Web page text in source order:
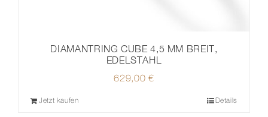
DIAMANTRING CUBE 4,5 MM BREIT,
EDELSTAHL
629,00 €
Jetzt kaufen Details